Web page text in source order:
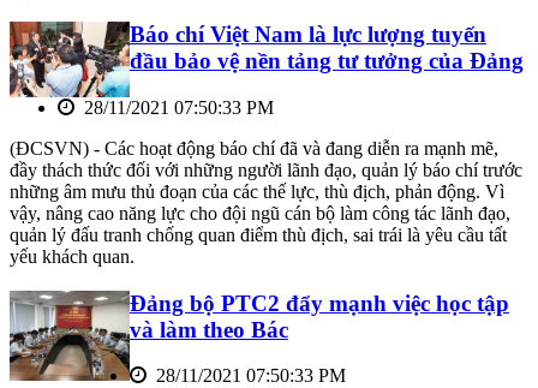
Báo chí Việt Nam là lực lượng tuyến
đầu bảo vệ nền tảng tư tưởng của Đảng
28/11/2021 07:50:33 PM
(ĐCSVN) - Các hoạt động báo chí đã và đang diễn ra mạnh mẽ,
đầy thách thức đối với những người lãnh đạo, quản lý báo chí trước
những âm mưu thủ đoạn của các thế lực, thù địch, phản động. Vì
vậy, nâng cao năng lực cho đội ngũ cán bộ làm công tác lãnh đạo,
quản lý đấu tranh chống quan điểm thù địch, sai trái là yêu cầu tất
yếu khách quan.
Đảng bộ PTC2 đẩy mạnh việc học tập
và làm theo Bác
28/11/2021 07:50:33 PM